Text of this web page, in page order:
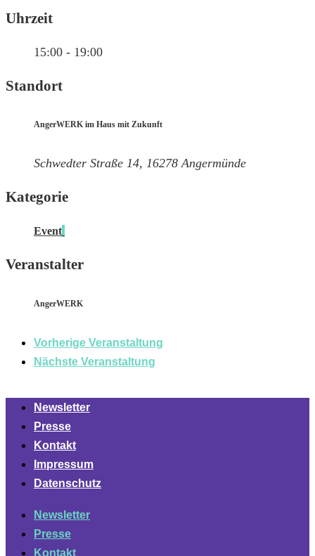
Uhrzeit
15:00 - 19:00
Standort
AngerWERK im Haus mit Zukunft
Schwedter Straße 14, 16278 Angermünde
Kategorie
Event
Veranstalter
AngerWERK
Vorherige Veranstaltung
Nächste Veranstaltung
Newsletter
Presse
Kontakt
Impressum
Datenschutz
Newsletter
Presse
Kontakt